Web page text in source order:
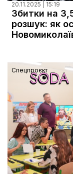
20.11.2025 | 15:19
Збитки на
розшук: як
Спецпроєкт